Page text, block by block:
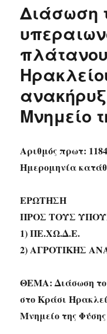
Διάσωση
Μνημείο
Αριθμός πρωτ: 1184
Ημερομηνία
ΕΡΩΤΗΣΗ
ΠΡΟΣ ΤΟΥΣ
1) ΠΕ.ΧΩ.Δ.Ε.
2) ΑΓΡΟΤΙΚΗΣ
ΘΕΜΑ: Διάσωση
στο Κράσι
Μνημείο της Φύσης